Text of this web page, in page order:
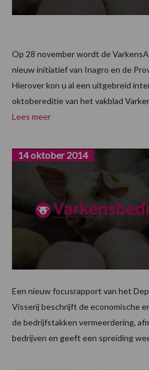
Op 28 november wordt de
nieuw initiatief van Inagro en de
Hierover kon u al een uitgebreid
oktobereditie van het vakblad
Lees meer
14 oktober 2014
Een nieuw focusrapport van het
Visserij beschrijft de economische
de bedrijfstakken vermeerdering,
bedrijven en geeft een spreiding